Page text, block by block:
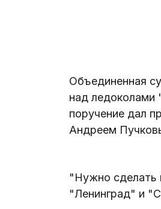
Объединенная
над ледоколами
поручение дал
Андреем
"Нужно сделать
"Ленинград" и